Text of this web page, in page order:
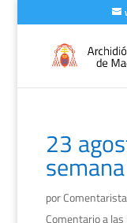
23
por
Comentario a las